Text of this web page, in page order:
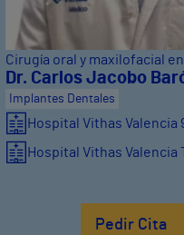
Cirugía oral y maxilofacial
Dr. Carlos Jacobo
Implantes Dentales
Hospital Vithas Valencia
Hospital Vithas Valencia
Pedir Cita